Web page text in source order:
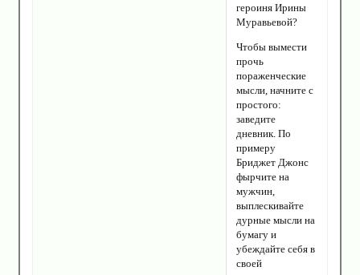
героиня Ирины
Муравьевой?
Чтобы вымести
прочь
пораженческие
мысли, начните с
простого:
заведите
дневник. По
примеру
Бриджет Джонс
фырчите на
мужчин,
выплескивайте
дурные мысли на
бумагу и
убеждайте себя в
своей